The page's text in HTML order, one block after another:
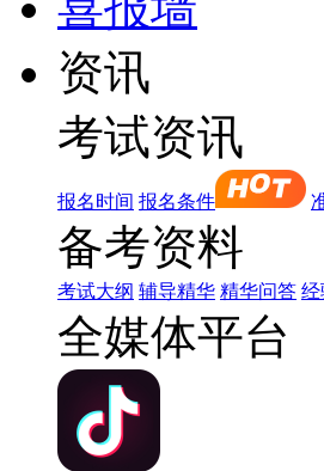
资讯
考试资讯
报名时间 报名条件
备考资料
考试大纲 辅导精华 精华问答 经
全媒体平台